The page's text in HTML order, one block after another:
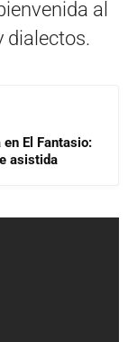
al
dialectos.
El Fantasio:
asistida